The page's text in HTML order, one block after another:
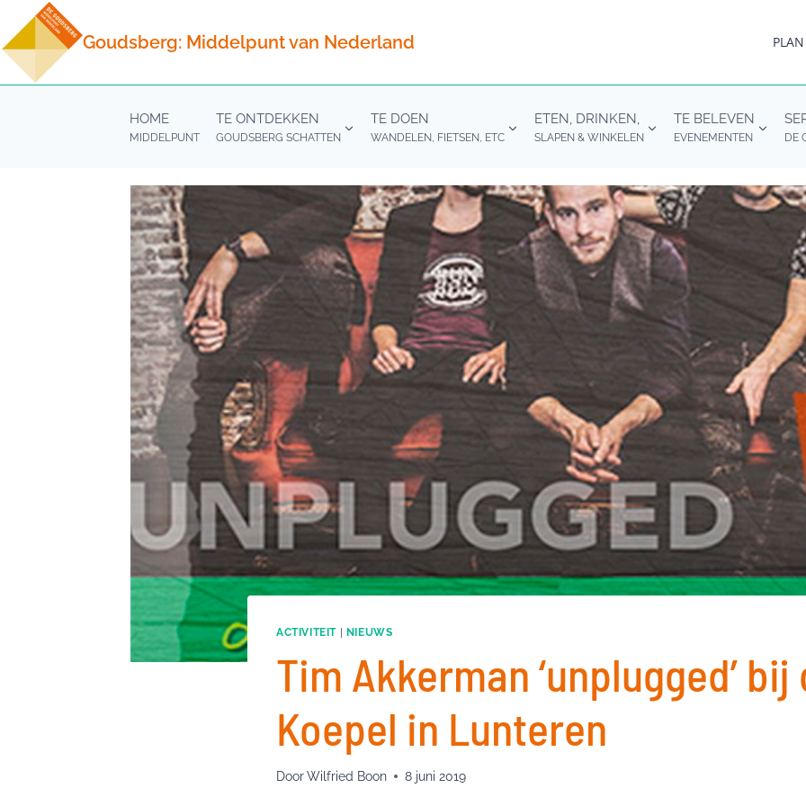
Doorgaan
naar
inhoud
Goudsberg: Middelpunt van Nederland
HOME
MIDDELPUNT
TE ONTDEKKEN
GOUDSBERG SCHATTEN
TE DOEN
WANDELEN, FIETSEN, ETC
ETEN, DRINKEN,
SLAPEN & WINKELEN
TE BELEVEN
EVENEMENTEN DE
ACTIVITEIT| NIEUWS
Tim Akkerman ‘unplugged’ bij
Koepel in Lunteren
DoorWilfried Boon 8 juni 2019